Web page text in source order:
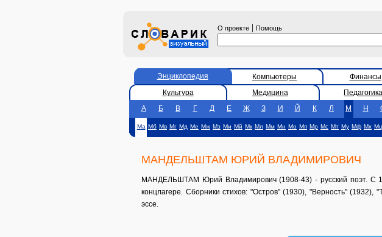
О проекте | Помощь
Энциклопедия Компьютеры Финансы
Культура
Медицина Педагогика
А
Б В Г Д Е Ж З И Й К Л М Н
Ма Мб Мв Мг Мд Ме Мж Мз Ми Мй Мк Мл Мм Мн Мо Мп Мр Мс Мт Му Мф Мх Мц
МАНДЕЛЬШТАМ ЮРИЙ ВЛАДИМИРОВИЧ
МАНДЕЛЬШТАМ Юрий Владимирович (1908-43) - русский поэт. С
концлагере. Сборники стихов: "Остров" (1930), "Верность" (1932),
эссе.